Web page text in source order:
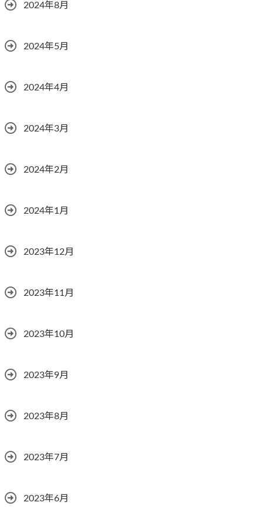
2024年8月
2024年5月
2024年4月
2024年3月
2024年2月
2024年1月
2023年12月
2023年11月
2023年10月
2023年9月
2023年8月
2023年7月
2023年6月